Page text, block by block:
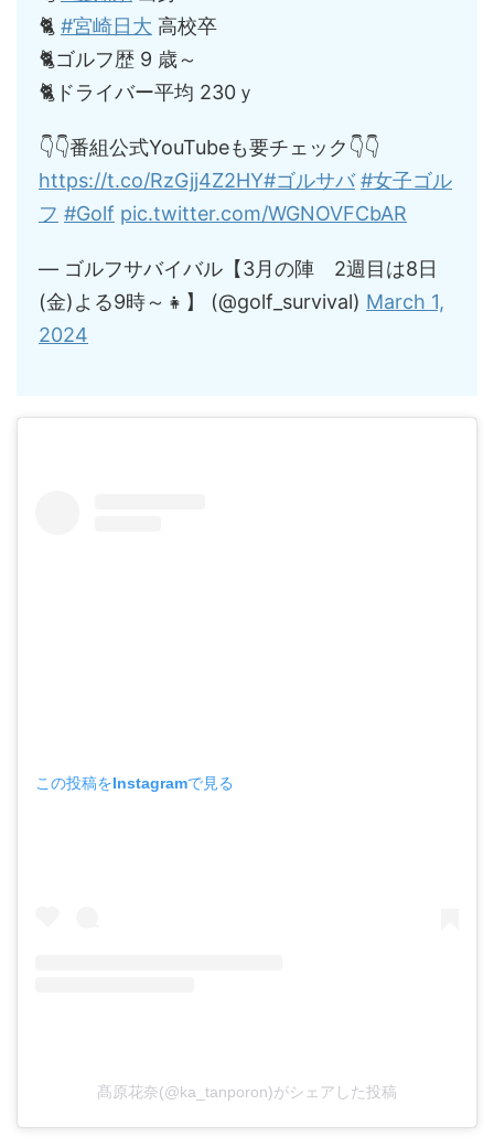
🐈 #宮崎日大 高校卒
🐈ゴルフ歴 9 歳～
🐈ドライバー平均 230ｙ
👇👇番組公式YouTubeも要チェック👇👇
https://t.co/RzGjj4Z2HY#ゴルサバ #女子ゴル
フ #Golf pic.twitter.com/WGNOVFCbAR
— ゴルフサバイバル【3月の陣 2週目は8日
(金)よる9時～👧】 (@golf_survival) March 1,
2024
この投稿をInstagramで見る
髙原花奈(@ka_tanporon)がシェアした投稿